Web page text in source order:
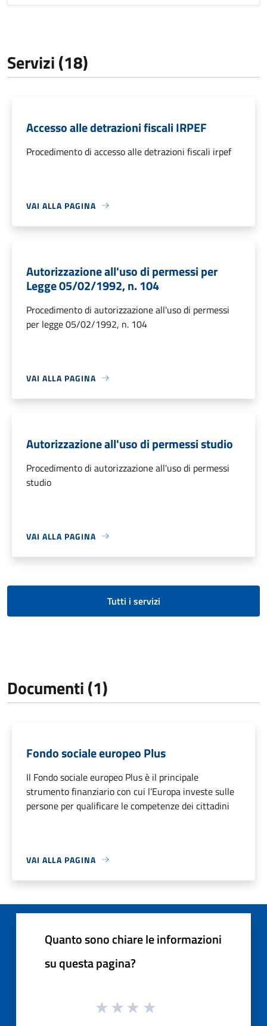
Servizi (18)
Accesso alle detrazioni fiscali IRPEF
Procedimento di accesso alle detrazioni fiscali irpef
VAI ALLA PAGINA
Autorizzazione all'uso di permessi per
Legge 05/02/1992, n. 104
Procedimento di autorizzazione all'uso di permessi
per legge 05/02/1992, n. 104
VAI ALLA PAGINA
Autorizzazione all'uso di permessi studio
Procedimento di autorizzazione all'uso di permessi
studio
VAI ALLA PAGINA
Tutti i servizi
Documenti (1)
Fondo sociale europeo Plus
Il Fondo sociale europeo Plus è il principale
strumento finanziario con cui l’Europa investe sulle
persone per qualificare le competenze dei cittadini
VAI ALLA PAGINA
Quanto sono chiare le informazioni
su questa pagina?